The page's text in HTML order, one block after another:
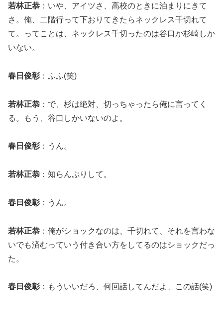
若林正恭 ：いや、アイツさ、高校のときに泊まりにきて
さ。俺、二階行って下おりてきたらネックレス千切れて
て。ってことは、ネックレス千切ったのは谷口か杉崎しか
いない。
春日俊彰 ：ふふ(笑)
若林正恭 ：で、杉は絶対、切っちゃったら俺に言ってく
る。もう、谷口しかいないのよ。
春日俊彰 ：うん。
若林正恭 ：知らんぷりして。
春日俊彰 ：うん。
若林正恭 ：俺がショックなのは、千切れて、それを言わな
いでも済むっていう付き合い方をしてるのはショックだっ
た。
春日俊彰 ：もういいだろ、何回話してんだよ、この話(笑)